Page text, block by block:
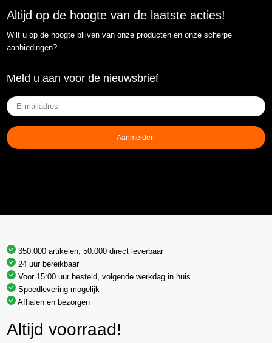
Altijd op de hoogte van de laatste acties!
Wilt u op de hoogte blijven van onze producten en onze scherpe
aanbiedingen?
Meld u aan voor de nieuwsbrief
E-
mailadres(Vereist)
Aanmelden
350.000 artikelen, 50.000 direct leverbaar
24 uur bereikbaar
Voor 15:00 uur besteld, volgende werkdag in huis
Spoedlevering mogelijk
Afhalen en bezorgen
Altijd voorraad!